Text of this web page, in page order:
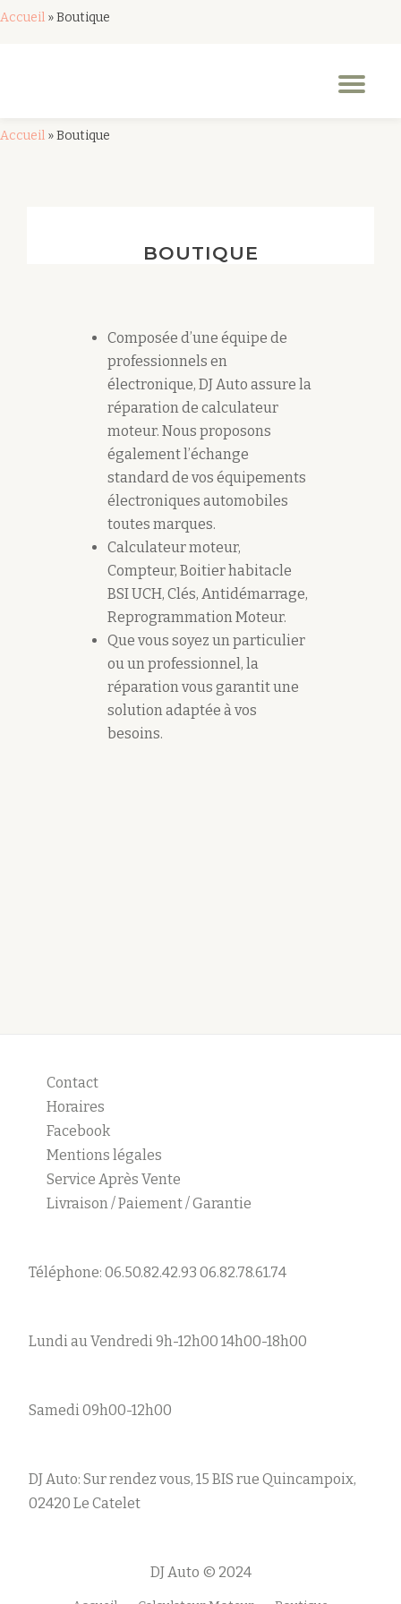
Accueil »Boutique
Accueil »Boutique
BOUTIQUE
Composée d’une équipe de
professionnels en
électronique, DJ Auto assure la
réparation de calculateur
moteur. Nous proposons
également l’échange
standard de vos équipements
électroniques automobiles
toutes marques.
Calculateur moteur,
Compteur, Boitier habitacle
BSI UCH, Clés, Antidémarrage,
Reprogrammation Moteur.
Que vous soyez un particulier
ou un professionnel, la
réparation vous garantit une
solution adaptée à vos
besoins.
Contact
Horaires
Facebook
Mentions légales
Service Après Vente
Livraison / Paiement / Garantie
Téléphone: 06.50.82.42.93 06.82.78.61.74
Lundi au Vendredi 9h-12h00 14h00-18h00
Samedi 09h00-12h00
DJ Auto: Sur rendez vous, 15 BIS rue Quincampoix,
02420 Le Catelet
DJ Auto © 2024